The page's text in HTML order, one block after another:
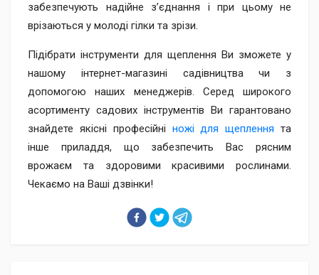
забезпечують надійне з’єднання і при цьому не
врізаються у молоді гілки та зрізи.
Підібрати інструменти для щеплення Ви зможете у
нашому інтернет-магазині садівництва чи з
допомогою наших менеджерів. Серед широкого
асортименту садових інструментів Ви гарантовано
знайдете якісні професійні ножі для щеплення та
інше приладдя, що забезпечить Вас рясним
врожаєм та здоровими красивими рослинами.
Чекаємо на Ваші дзвінки!